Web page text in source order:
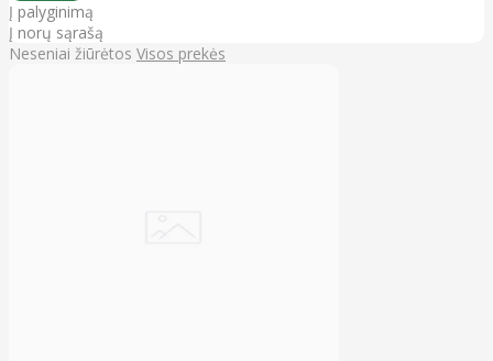
Į palyginimą
Į norų sąrašą
Neseniai žiūrėtos Visos prekės